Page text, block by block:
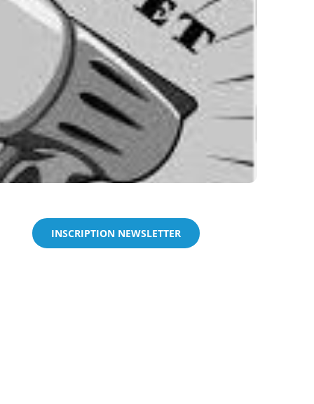
INSCRIPTION NEWSLETTER